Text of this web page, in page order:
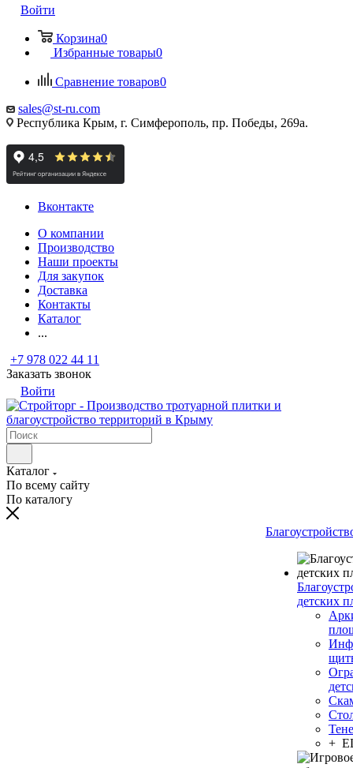
Войти
Корзина0
Избранные товары0
Сравнение товаров0
sales@st-ru.com
Республика Крым, г. Симферополь, пр. Победы, 269а.
Вконтакте
О компании
Производство
Наши проекты
Для закупок
Доставка
Контакты
Каталог
...
+7 978 022 44 11
Заказать звонок
Войти
Каталог
По всему сайту
По каталогу
детских
+